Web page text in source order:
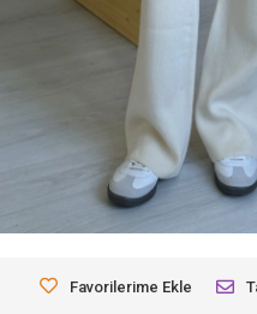
Favorilerime Ekle